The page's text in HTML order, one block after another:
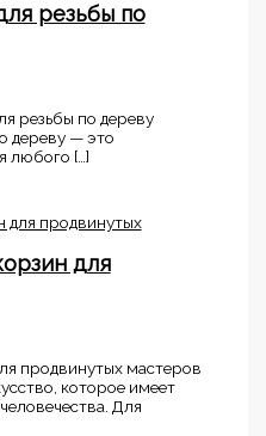
резьбы по
резьбы по дереву
дереву — это
любого […]
для
продвинутых мастеров
которое имеет
Для